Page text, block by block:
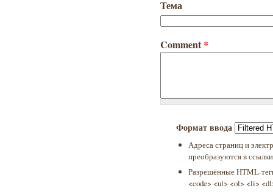
Тема
Comment *
Формат ввода
Адреса страниц и
преобразуются в
Разрешённые HTML-
<code> <ul> <ol> <li>